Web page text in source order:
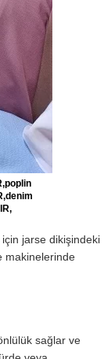
jarse dikişindeki
makinelerinde
sağlar ve